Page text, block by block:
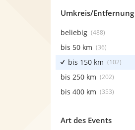
Umkreis/Entfernung
beliebig (488)
bis 50 km (36)
bis 150 km (102)
bis 250 km (202)
bis 400 km (353)
Art des Events